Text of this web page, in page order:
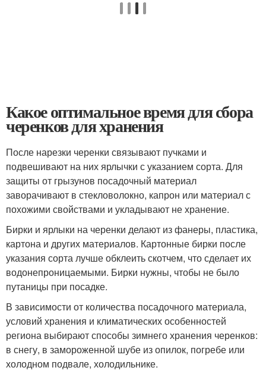
Какое оптимальное время для сбора
черенков для хранения
После нарезки черенки связывают пучками и
подвешивают на них ярлычки с указанием сорта. Для
защиты от грызунов посадочный материал
заворачивают в стекловолокно, капрон или материал с
похожими свойствами и укладывают не хранение.
Бирки и ярлыки на черенки делают из фанеры, пластика,
картона и других материалов. Картонные бирки после
указания сорта лучше обклеить скотчем, что сделает их
водонепроницаемыми. Бирки нужны, чтобы не было
путаницы при посадке.
В зависимости от количества посадочного материала,
условий хранения и климатических особенностей
региона выбирают способы зимнего хранения черенков:
в снегу, в замороженной шубе из опилок, погребе или
холодном подвале, холодильнике.